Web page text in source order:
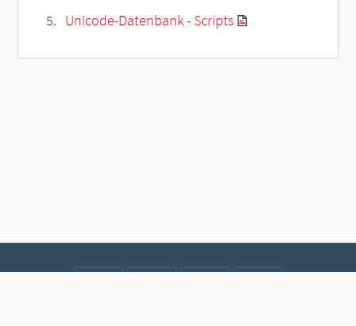
Unicode-Datenbank - Scripts